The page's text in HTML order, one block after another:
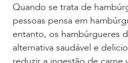
Quando se trata de
pessoas pensa em
entanto, os hambúrgueres
alternativa saudável e